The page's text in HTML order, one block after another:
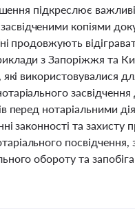
підкреслює
копіями
продовжують
з Запоріжжя та
які
перед нотаріальними
законності та
посвідчення,
обороту та